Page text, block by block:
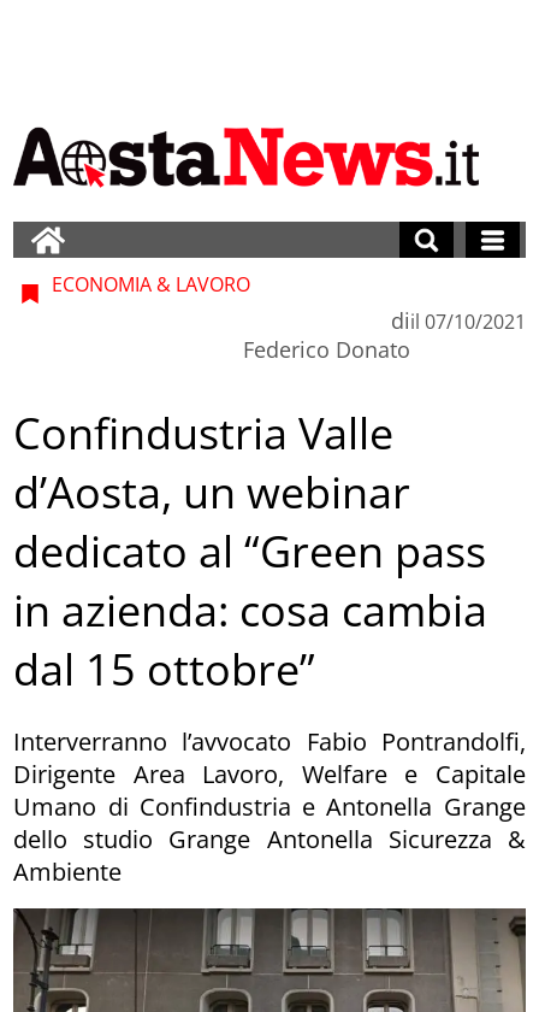
ECONOMIA & LAVORO
di
Federico Donato
il 07/10/2021
Confindustria Valle
d’Aosta, un webinar
dedicato al “Green pass
in azienda: cosa cambia
dal 15 ottobre”
Interverranno l’avvocato Fabio Pontrandolfi,
Dirigente Area Lavoro, Welfare e Capitale
Umano di Confindustria e Antonella Grange
dello studio Grange Antonella Sicurezza &
Ambiente